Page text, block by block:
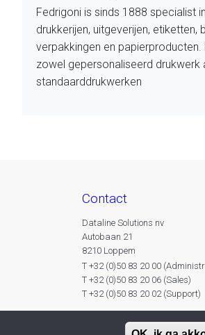
Fedrigoni is sinds 1888 specialist
drukkerijen, uitgeverijen, etiketten,
verpakkingen en papierproducten.
zowel gepersonaliseerd drukwerk
standaarddrukwerken
contact
Dataline Solutions nv
Autobaan 21
8210 Loppem
T +32 (0)50 83 20 00
T +32 (0)50 83 20 06 (Sales)
T +32 (0)50 83 20 02 (Support)